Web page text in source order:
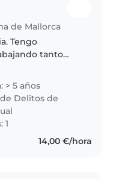
de Mallorca
Tengo
tanto
de diferentes
crear
> 5 años
Delitos de
1
14,00 €/hora